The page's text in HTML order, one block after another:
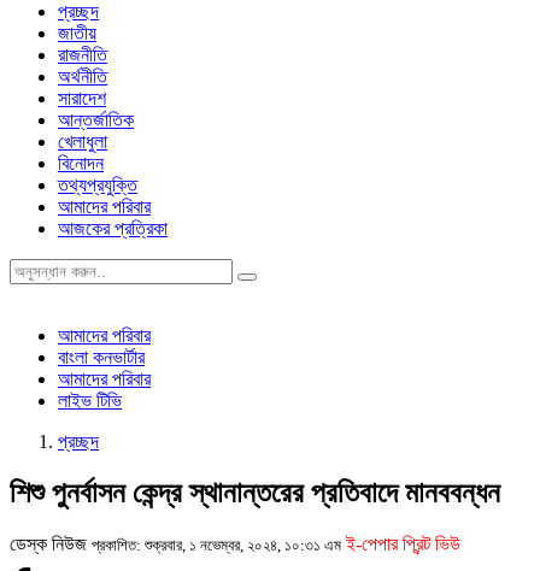
প্রচ্ছদ
জাতীয়
রাজনীতি
অর্থনীতি
সারাদেশ
আন্তর্জাতিক
খেলাধুলা
বিনোদন
তথ্যপ্রযুক্তি
আমাদের পরিবার
আজকের প্রত্রিকা
আমাদের পরিবার
বাংলা কনভার্টার
আমাদের পরিবার
লাইভ টিভি
প্রচ্ছদ
শিশু পুনর্বাসন কেন্দ্র স্থানান্তরের প্রতিবাদে মানববন্ধন
ডেস্ক নিউজ প্রকাশিত: শুক্রবার, ১ নভেম্বর, ২০২৪, ১০:৩১ এম ই-পেপার প্রিন্ট ভিউ